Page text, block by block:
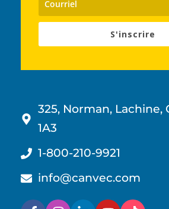
S'inscrire
325, Norman, Lachine,
1A3
1-800-210-9921
info@canvec.com